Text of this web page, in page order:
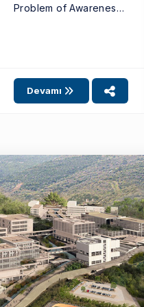
Problem of Awareness
Devamı